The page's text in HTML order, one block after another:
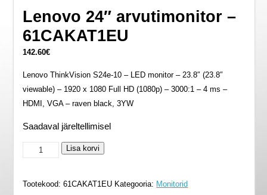
Lenovo 24″ arvutimonitor –
61CAKAT1EU
142.60€
Lenovo ThinkVision S24e-10 – LED monitor – 23.8″ (23.8″
viewable) – 1920 x 1080 Full HD (1080p) – 3000:1 – 4 ms –
HDMI, VGA – raven black, 3YW
Saadaval järeltellimisel
Lenovo
Lisa korvi
Tootekood:61CAKAT1EU Kategooria: Monitorid